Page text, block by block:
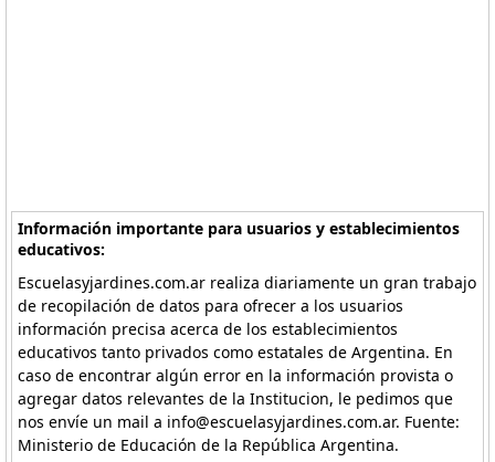
Información importante para usuarios y establecimientos
educativos:
Escuelasyjardines.com.ar realiza diariamente un gran trabajo
de recopilación de datos para ofrecer a los usuarios
información precisa acerca de los establecimientos
educativos tanto privados como estatales de Argentina. En
caso de encontrar algún error en la información provista o
agregar datos relevantes de la Institucion, le pedimos que
nos envíe un mail a info@escuelasyjardines.com.ar. Fuente:
Ministerio de Educación de la República Argentina.